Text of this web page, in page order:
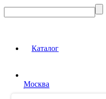
Каталог
Москва